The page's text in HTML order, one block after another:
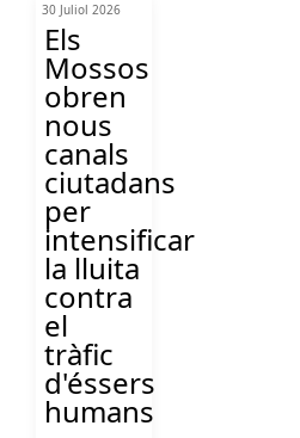
30 Juliol 2026
Els
Mossos
obren
nous
canals
ciutadans
per
intensificar
la lluita
contra
el
tràfic
d'éssers
humans